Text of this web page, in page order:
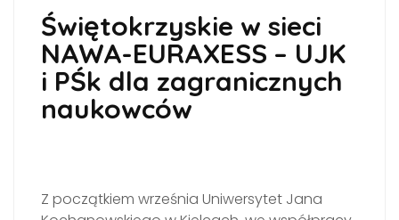
Świętokrzyskie w sieci
NAWA-EURAXESS – UJK
i PŚk dla zagranicznych
naukowców
Z początkiem września Uniwersytet Jana